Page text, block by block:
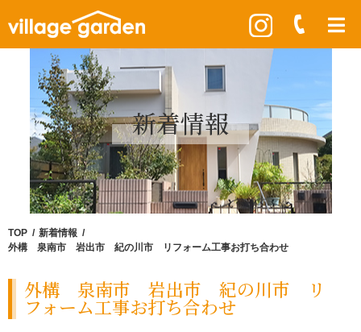
新着情報
TOP
新着情報
外構 泉南市 岩出市 紀の川市 リフォーム工事お打ち合わせ
外構 泉南市 岩出市 紀の川市 リ
フォーム工事お打ち合わせ